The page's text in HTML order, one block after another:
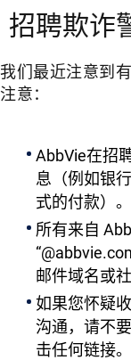
招聘欺诈
我们最近注意到
注意：
AbbVie在招
息（例如银
式的付款）。
所有来自
邮件域名或
如果您怀疑
沟通，请不
击任何链接。